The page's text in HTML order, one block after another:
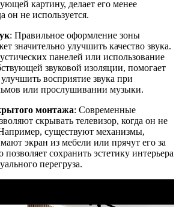
картину, делает его менее
он не используется.
: Правильное оформление зоны
значительно улучшить качество звука.
панелей или использование
звуковой изоляции, помогает
восприятие звука при
или прослушивании музыки.
монтажа: Современные
скрывать телевизор, когда он не
существуют механизмы,
экран из мебели или прячут его за
сохранить эстетику интерьера
перегруза.